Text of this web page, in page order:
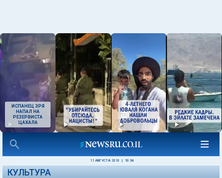
ИСПАНЕЦ ЗРЯ
НАПАЛ НА
РЕЗЕРВИСТА
ЦАХАЛА
11 АВГУСТА 2010 10:34
КУЛЬТУРА